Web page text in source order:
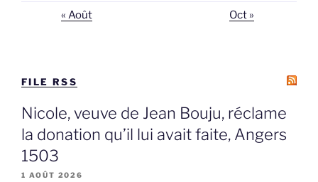
« Août Oct »
FILE RSS
Nicole, veuve de Jean Bouju, réclame
la donation qu’il lui avait faite, Angers
1503
1 AOÛT 2026